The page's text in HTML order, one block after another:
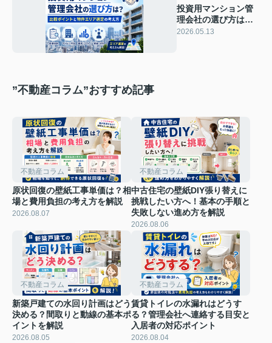
投資用マンション管
理会社の選び方は？
比較ポイントと物件
2026.05.13
”不動産コラム”おすすめ記事
不動産コラム
原状回復の壁紙工事単価は？相
場と費用負担の考え方を解説
2026.08.07
不動産コラム
中古住宅の壁紙DIY張り替えに
挑戦したい方へ！基本の手順と
失敗しない進め方を解説
2026.08.06
不動産コラム
新築戸建ての水回り計画はどう
決める？間取りと動線の基本ポ
イントを解説
2026.08.05
不動産コラム
賃貸トイレの水漏れはどうす
る？管理会社へ連絡する目安と
入居者の対応ポイント
2026.08.04